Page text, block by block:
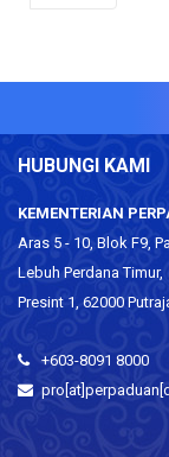
HUBUNGI KAMI
KEMENTERIAN
Aras 5 - 10, Blok F9,
Lebuh Perdana Timur,
Presint 1, 62000
+603-8091 8000